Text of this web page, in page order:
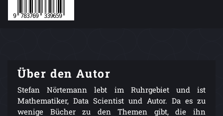
Über den Autor
Stefan Nörtemann lebt im Ruhrgebiet und ist
Mathematiker, Data Scientist und Autor. Da es zu
wenige Bücher zu den Themen gibt, die ihn